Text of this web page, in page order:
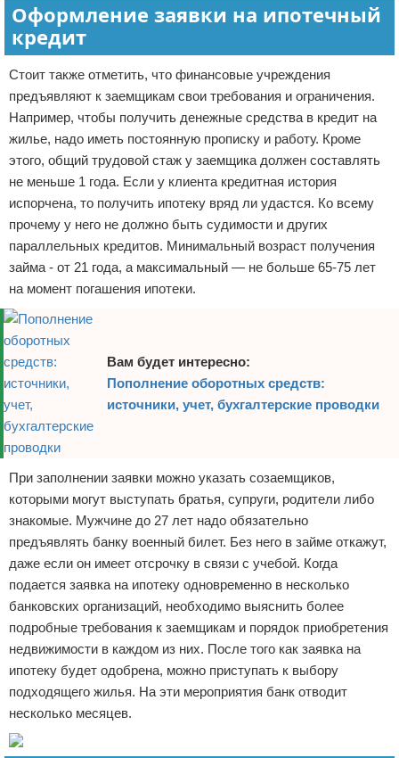
Оформление заявки на ипотечный
кредит
Стоит также отметить, что финансовые учреждения
предъявляют к заемщикам свои требования и ограничения.
Например, чтобы получить денежные средства в кредит на
жилье, надо иметь постоянную прописку и работу. Кроме
этого, общий трудовой стаж у заемщика должен составлять
не меньше 1 года. Если у клиента кредитная история
испорчена, то получить ипотеку вряд ли удастся. Ко всему
прочему у него не должно быть судимости и других
параллельных кредитов. Минимальный возраст получения
займа - от 21 года, а максимальный — не больше 65-75 лет
на момент погашения ипотеки.
Вам будет интересно:
Пополнение оборотных средств:
источники, учет, бухгалтерские проводки
При заполнении заявки можно указать созаемщиков,
которыми могут выступать братья, супруги, родители либо
знакомые. Мужчине до 27 лет надо обязательно
предъявлять банку военный билет. Без него в займе откажут,
даже если он имеет отсрочку в связи с учебой. Когда
подается заявка на ипотеку одновременно в несколько
банковских организаций, необходимо выяснить более
подробные требования к заемщикам и порядок приобретения
недвижимости в каждом из них. После того как заявка на
ипотеку будет одобрена, можно приступать к выбору
подходящего жилья. На эти мероприятия банк отводит
несколько месяцев.